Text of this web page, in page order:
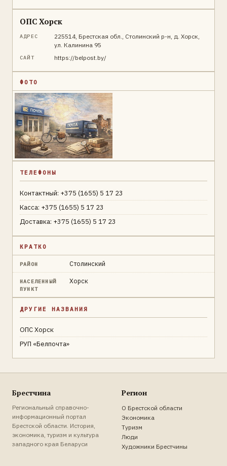
ОПС Хорск
АДРЕС
225514, Брестская обл., Столинский р-н, д. Хорск,
ул. Калинина 95
САЙТ https://belpost.by/
ФОТО
ТЕЛЕФОНЫ
Контактный: +375 (1655) 5 17 23
Касса: +375 (1655) 5 17 23
Доставка: +375 (1655) 5 17 23
КРАТКО
РАЙОН Столинский
НАСЕЛЕННЫЙ
ПУНКТ
Хорск
ДРУГИЕ НАЗВАНИЯ
ОПС Хорск
РУП «Белпочта»
Брестчина
Региональный справочно-
информационный портал
Брестской области. История,
экономика, туризм и культура
западного края Беларуси
Регион
О Брестской области
Экономика
Туризм
Люди
Художники Брестчины